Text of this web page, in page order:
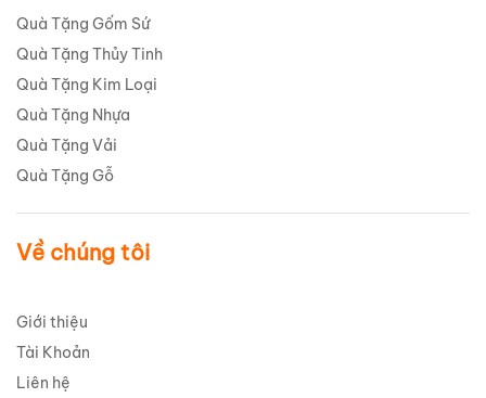
Quà Tặng Gốm Sứ
Quà Tặng Thủy Tinh
Quà Tặng Kim Loại
Quà Tặng Nhựa
Quà Tặng Vải
Quà Tặng Gỗ
Về chúng tôi
Giới thiệu
Tài Khoản
Liên hệ